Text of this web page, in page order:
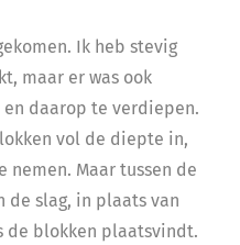
Ik heb stevig
maar er was ook
daarop te verdiepen.
vol de diepte in,
Maar tussen de
de slag, in plaats van
blokken plaatsvindt.